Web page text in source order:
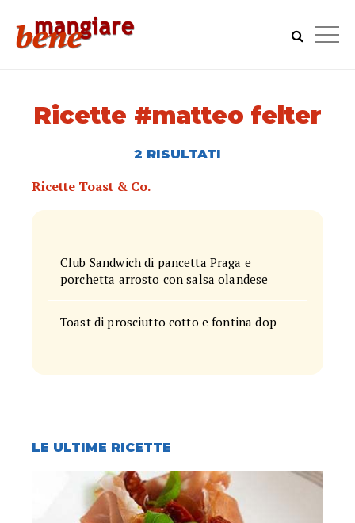
Ricette #matteo felter
2 RISULTATI
Ricette Toast & Co.
Club Sandwich di pancetta Praga e
porchetta arrosto con salsa olandese
Toast di prosciutto cotto e fontina dop
LE ULTIME RICETTE